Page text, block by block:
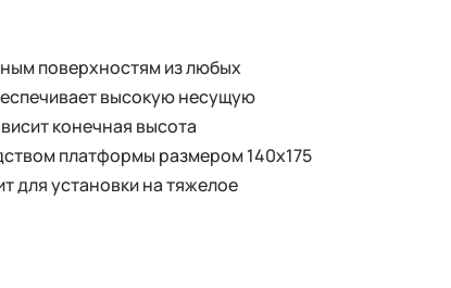
поверхностям из любых
высокую несущую
конечная высота
платформы размером 140x175
для установки на тяжелое